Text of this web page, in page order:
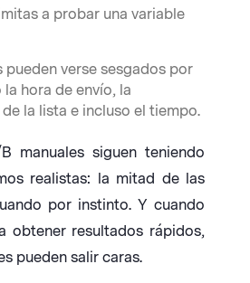
a probar una variable
pueden verse sesgados por
hora de envío, la
la lista e incluso el tiempo.
manuales siguen teniendo
realistas: la mitad de las
por instinto. Y cuando
obtener resultados rápidos,
pueden salir caras.